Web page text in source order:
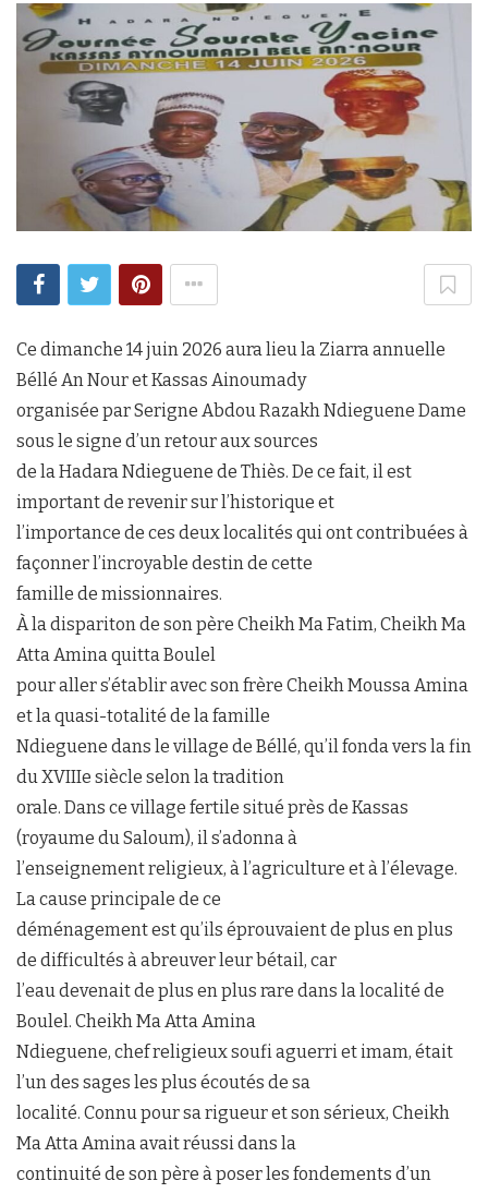
Ce dimanche 14 juin 2026 aura lieu la Ziarra annuelle
Béllé An Nour et Kassas Ainoumady
organisée par Serigne Abdou Razakh Ndieguene Dame
sous le signe d’un retour aux sources
de la Hadara Ndieguene de Thiès. De ce fait, il est
important de revenir sur l’historique et
l’importance de ces deux localités qui ont contribuées à
façonner l’incroyable destin de cette
famille de missionnaires.
À la dispariton de son père Cheikh Ma Fatim, Cheikh Ma
Atta Amina quitta Boulel
pour aller s’établir avec son frère Cheikh Moussa Amina
et la quasi-totalité de la famille
Ndieguene dans le village de Béllé, qu’il fonda vers la fin
du XVIIIe siècle selon la tradition
orale. Dans ce village fertile situé près de Kassas
(royaume du Saloum), il s’adonna à
l’enseignement religieux, à l’agriculture et à l’élevage.
La cause principale de ce
déménagement est qu’ils éprouvaient de plus en plus
de difficultés à abreuver leur bétail, car
l’eau devenait de plus en plus rare dans la localité de
Boulel. Cheikh Ma Atta Amina
Ndieguene, chef religieux soufi aguerri et imam, était
l’un des sages les plus écoutés de sa
localité. Connu pour sa rigueur et son sérieux, Cheikh
Ma Atta Amina avait réussi dans la
continuité de son père à poser les fondements d’un